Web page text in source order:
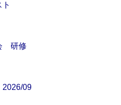
ト
研修
09